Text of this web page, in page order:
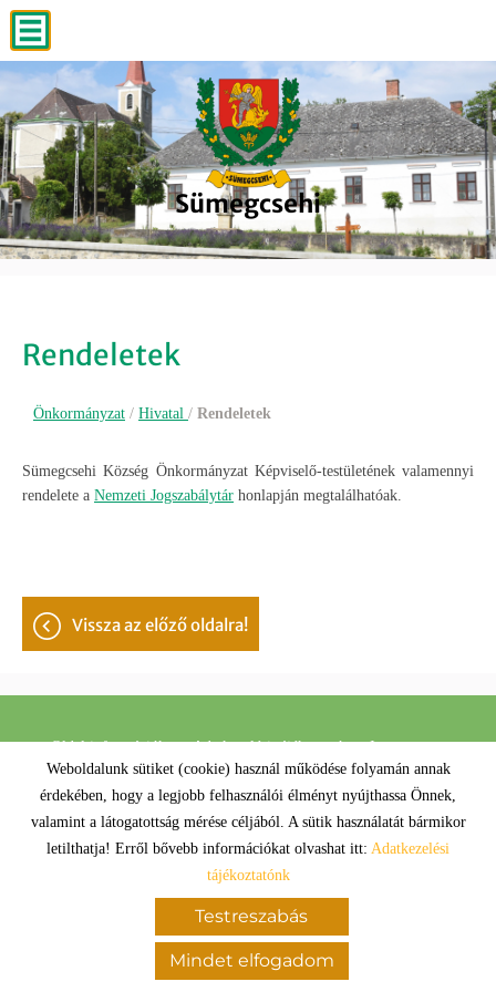
Sümegcsehi
Sümegcsehi
Sümegcsehi
Sümegcsehi
Sümegcsehi
Rendeletek
Önkormányzat / Hivatal / Rendeletek
Sümegcsehi Község Önkormányzat Képviselő-testületének valamennyi
rendelete a Nemzeti Jogszabálytár honlapján megtalálhatóak.
vissza az előző oldalra!
© 2026 - Minden jog fenntartva
Oldal információk Adatkezelési tájékoztató Impresszum
Mindet elfogadom
Testreszabás
Weboldalunk sütiket (cookie) használ működése folyamán annak
érdekében, hogy a legjobb felhasználói élményt nyújthassa Önnek,
valamint a látogatottság mérése céljából. A sütik használatát bármikor
letilthatja! Erről bővebb információkat olvashat itt: Adatkezelési
tájékoztatónk
KERESÉS AZ OLDAL TARTALMÁBAN